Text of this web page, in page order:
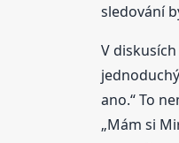
sledování
V
ano.“ To
„Mám si